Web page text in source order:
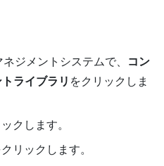
ネジメントシステムで、
コン
ライブラリ をクリックしま
クします。
リックします。